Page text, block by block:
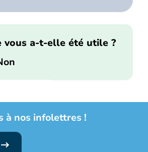
vous a-t-elle été utile ?
à nos infolettres !